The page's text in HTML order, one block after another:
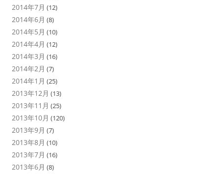
2014年7月 (12)
2014年6月 (8)
2014年5月 (10)
2014年4月 (12)
2014年3月 (16)
2014年2月 (7)
2014年1月 (25)
2013年12月 (13)
2013年11月 (25)
2013年10月 (120)
2013年9月 (7)
2013年8月 (10)
2013年7月 (16)
2013年6月 (8)